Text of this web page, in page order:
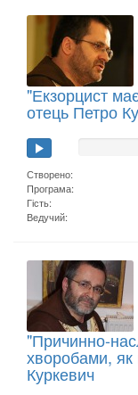
"Екзорцист
отець Петро
Створено:
Програма:
Гість:
Ведучий:
"Причинно-
хворобами,
Куркевич